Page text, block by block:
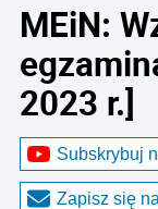
MEiN:
2023 r.]
Subskrybuj
Zapisz się